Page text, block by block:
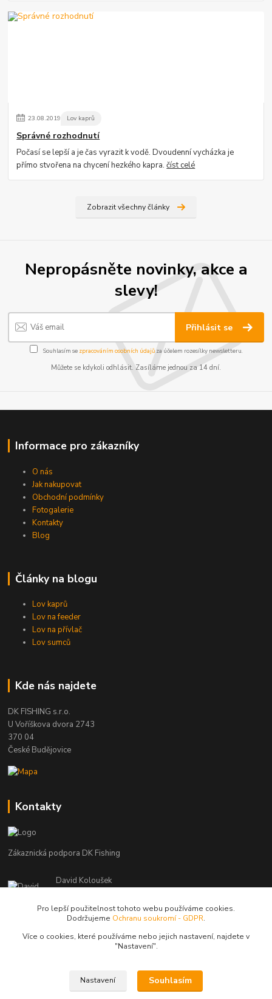
23.08.2019 Lov kaprů
Správné rozhodnutí
Počasí se lepší a je čas vyrazit k vodě. Dvoudenní vycházka je
přímo stvořena na chycení hezkého kapra.číst celé
Zobrazit všechny články
Nepropásněte novinky, akce a
slevy!
Přihlásit se
Souhlasím se zpracováním osobních údajůza účelem rozesílky newsletteru.
Můžete se kdykoli odhlásit. Zasíláme jednou za 14 dní.
Informace pro zákazníky
O nás
Jak nakupovat
Obchodní podmínky
Fotogalerie
Kontakty
Blog
Články na blogu
Lov kaprů
Lov na feeder
Lov na přívlač
Lov sumců
Kde nás najdete
DK FISHING s.r.o.
U Voříškova dvora 2743
370 04
České Budějovice
Kontakty
Zákaznická podpora DK Fishing
David Koloušek
(Po-Pá, 7-18 hod.)
Pro lepší použitelnost tohoto webu používáme cookies.
Dodržujeme Ochranu soukromí - GDPR.
Více o cookies, které používáme nebo jejich nastavení, najdete v
"Nastavení".
Nastavení Souhlasím